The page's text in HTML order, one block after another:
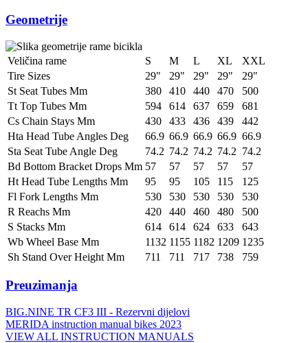
Geometrije
Veličina rame S M L XL
XXL
Tire Sizes
29" 29" 29" 29"
29"
St Seat Tubes Mm
380 410 440 470
500
Tt Top Tubes Mm
594 614 637 659
681
Cs Chain Stays Mm
430 433 436 439
442
Hta Head Tube Angles Deg
66.9 66.9 66.9 66.9 66.9
Sta Seat Tube Angle Deg
74.2 74.2 74.2 74.2 74.2
Bd Bottom Bracket Drops Mm 57 57 57 57
57
Ht Head Tube Lengths Mm
95 95 105 115
125
Fl Fork Lengths Mm
530 530 530 530
530
R Reachs Mm
420 440 460 480
500
S Stacks Mm
614 614 624 633
643
Wb Wheel Base Mm
1132 1155 1182 1209 1235
Sh Stand Over Height Mm
711 711 717 738 759
Preuzimanja
BIG.NINE TR CF3 III - Rezervni dijelovi
MERIDA instruction manual bikes 2023
VIEW ALL INSTRUCTION MANUALS